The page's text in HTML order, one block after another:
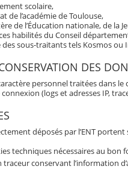
scolaire,
de l’académie de Toulouse,
de l’Éducation nationale, de la
habilités du Conseil
des sous-traitants tels Kosmos
DES
personnel traitées dans
connexion (logs et adresses IP,
déposés par l’ENT portent
techniques nécessaires au bon
traceur conservant l’information